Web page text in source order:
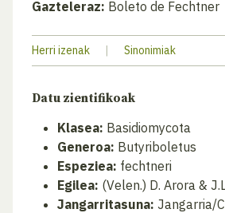
Gazteleraz: Boleto de Fechtner
Herri izenak | Sinonimiak
Datu zientifikoak
Klasea: Basidiomycota
Generoa: Butyriboletus
Espeziea: fechtneri
Egilea: (Velen.) D. Arora &
Jangarritasuna: Jangarria/